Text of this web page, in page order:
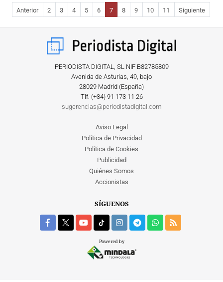
Anterior 2 3 4 5 6 7 8 9 10 11 Siguiente
PERIODISTA DIGITAL, SL NIF B82785809
Avenida de Asturias, 49, bajo
28029 Madrid (España)
Tlf. (+34) ‎91 173 11 26
sugerencias@periodistadigital.com
Aviso Legal
Política de Privacidad
Política de Cookies
Publicidad
Quiénes Somos
Accionistas
SÍGUENOS
Powered by